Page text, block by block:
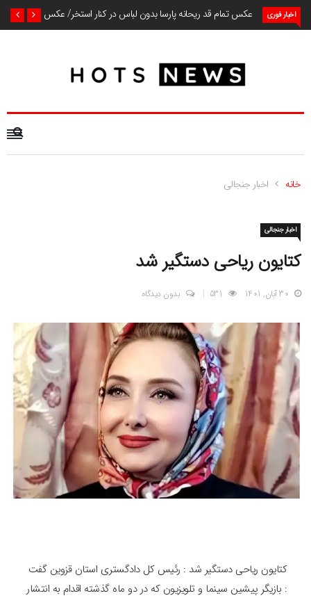
اخبار فوری عکس تمام قد ریحانه پارسا بدون لباس در کنار استخر/ عکس
خانه اخبار جنجالی
اخبار جنجالی
کتایون ریاحی دستگیر شد
30 آبان, 1401 بدون دیدگاه
کتایون ریاحی دستگیر شد : رئیس کل دادگستری استان قزوین گفت
: بازیگر پیشین سینما و تلویزیون که در دو ماه گذشته اقدام به انتشار